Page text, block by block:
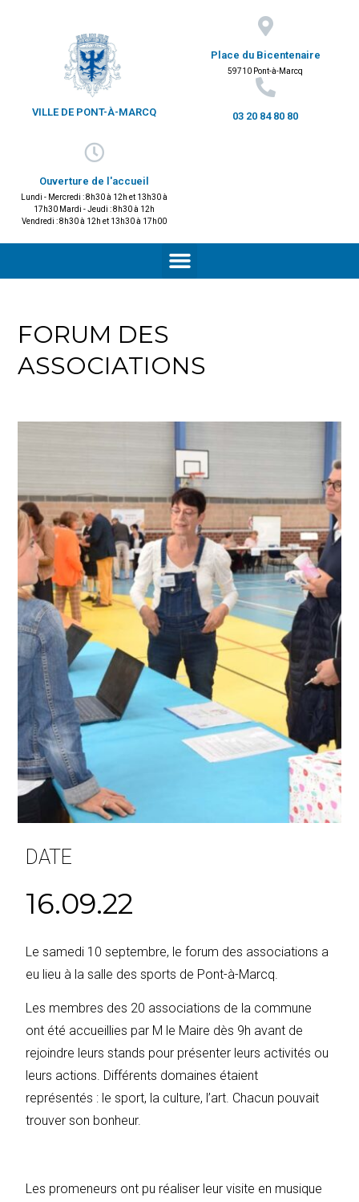
VILLE DE PONT-À-MARCQ
Place du Bicentenaire
59710 Pont-à-Marcq
03 20 84 80 80
Ouverture de l'accueil
Lundi - Mercredi : 8h30 à 12h et 13h30 à
17h30 Mardi - Jeudi : 8h30 à 12h
Vendredi : 8h30 à 12h et 13h30 à 17h00
FORUM DES
ASSOCIATIONS
DATE
16.09.22
Le samedi 10 septembre, le forum des associations a
eu lieu à la salle des sports de Pont-à-Marcq.
Les membres des 20 associations de la commune
ont été accueillies par M le Maire dès 9h avant de
rejoindre leurs stands pour présenter leurs activités ou
leurs actions. Différents domaines étaient
représentés : le sport, la culture, l’art. Chacun pouvait
trouver son bonheur.
Les promeneurs ont pu réaliser leur visite en musique